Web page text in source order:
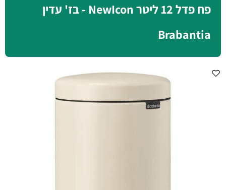
פח פדל 12 ליטר NewIcon - בז' עדין
Brabantia